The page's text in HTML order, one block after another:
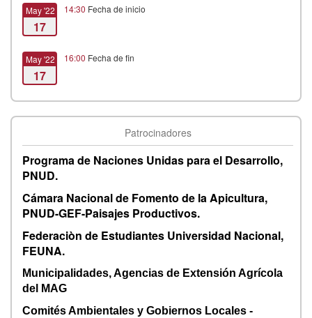
May '22
17
14:30 Fecha de inicio
May '22
17
16:00 Fecha de fin
Patrocinadores
Programa de Naciones Unidas para el Desarrollo,
PNUD.
Cámara Nacional de Fomento de la Apicultura,
PNUD-GEF-Paisajes Productivos.
Federaciòn de Estudiantes Universidad Nacional,
FEUNA.
Municipalidades, Agencias de Extensión Agrícola
del MAG
Comités Ambientales y Gobiernos Locales -